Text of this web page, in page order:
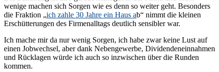
wenige machen sich Sorgen wie es denn so weiter geht. Besonders
die Fraktion „ich zahle 30 Jahre ein Haus ab“ nimmt die kleinen
Erschütterungen des Firmenalltags deutlich sensibler war.
Ich mache mir da nur wenig Sorgen, ich habe zwar keine Lust auf
einen Jobwechsel, aber dank Nebengewerbe, Dividendeneinnahmen
und Rücklagen würde ich auch so inzwischen über die Runden
kommen.